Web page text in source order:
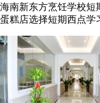
海南新东方烹饪学校短
蛋糕店选择短期西点学